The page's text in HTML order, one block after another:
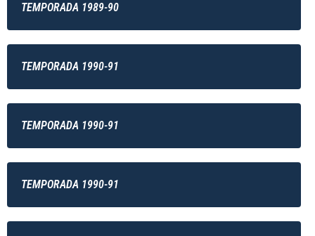
TEMPORADA 1989-90
TEMPORADA 1990-91
TEMPORADA 1990-91
TEMPORADA 1990-91